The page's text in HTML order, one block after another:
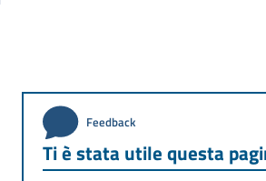
Feedback
Ti è stata utile questa